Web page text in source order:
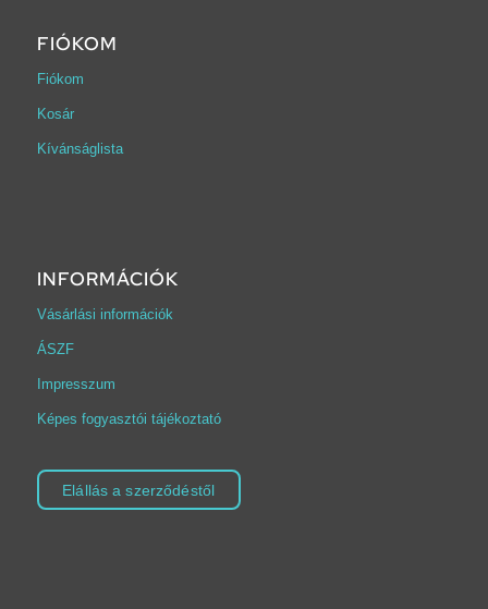
FIÓKOM
Fiókom
Kosár
Kívánságlista
INFORMÁCIÓK
Vásárlási információk
ÁSZF
Impresszum
Képes fogyasztói tájékoztató
Elállás a szerződéstől